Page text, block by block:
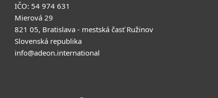
IČO: 54 974 631
Mierová 29
821 05, Bratislava - mestská časť Ružinov
Slovenská republika
info@adeon.international